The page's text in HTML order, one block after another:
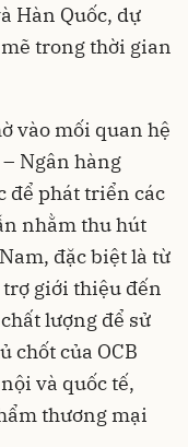
Hàn Quốc, dự
trong thời gian
vào mối quan hệ
Ngân hàng
để phát triển các
nhằm thu hút
đặc biệt là từ
trợ giới thiệu đến
lượng để sử
chốt của OCB
và quốc tế,
thương mại